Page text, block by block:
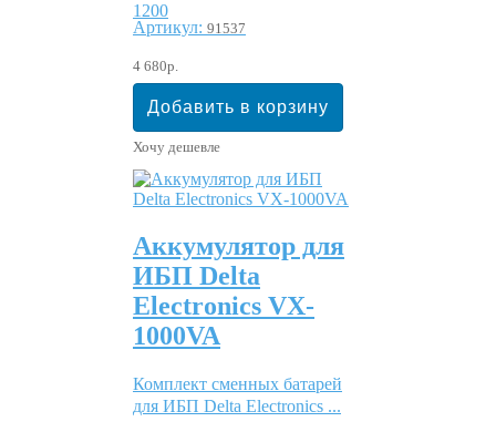
1200
Артикул: 91537
4 680р.
Хочу дешевле
Аккумулятор для
ИБП Delta
Electronics VX-
1000VA
Комплект сменных батарей
для ИБП Delta Electronics ...